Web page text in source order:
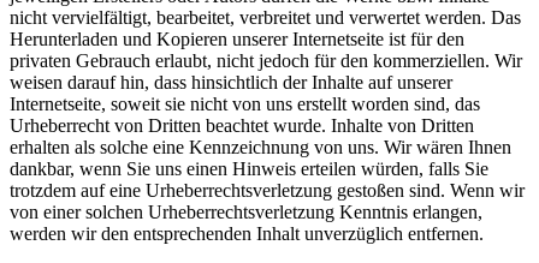
nicht vervielfältigt, bearbeitet, verbreitet und verwertet werden. Das
Herunterladen und Kopieren unserer Internetseite ist für den
privaten Gebrauch erlaubt, nicht jedoch für den kommerziellen. Wir
weisen darauf hin, dass hinsichtlich der Inhalte auf unserer
Internetseite, soweit sie nicht von uns erstellt worden sind, das
Urheberrecht von Dritten beachtet wurde. Inhalte von Dritten
erhalten als solche eine Kennzeichnung von uns. Wir wären Ihnen
dankbar, wenn Sie uns einen Hinweis erteilen würden, falls Sie
trotzdem auf eine Urheberrechtsverletzung gestoßen sind. Wenn wir
von einer solchen Urheberrechtsverletzung Kenntnis erlangen,
werden wir den entsprechenden Inhalt unverzüglich entfernen.